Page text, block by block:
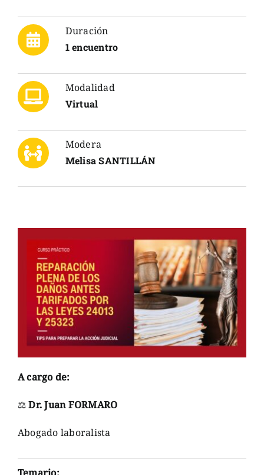
A cargo de:
⚖Dr. Juan FORMARO
Abogado laboralista
Duración
1 encuentro
Modalidad
Virtual
Modera
Melisa SANTILLÁN